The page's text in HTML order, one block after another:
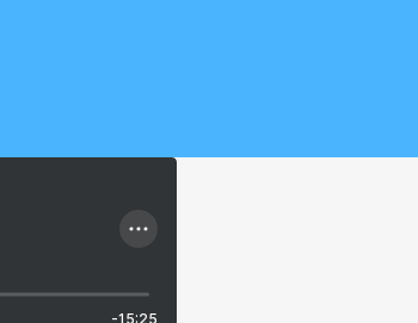
-15:25